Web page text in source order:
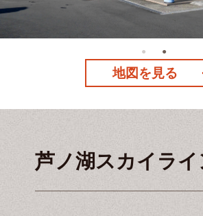
地図を見る
芦ノ湖スカイライ